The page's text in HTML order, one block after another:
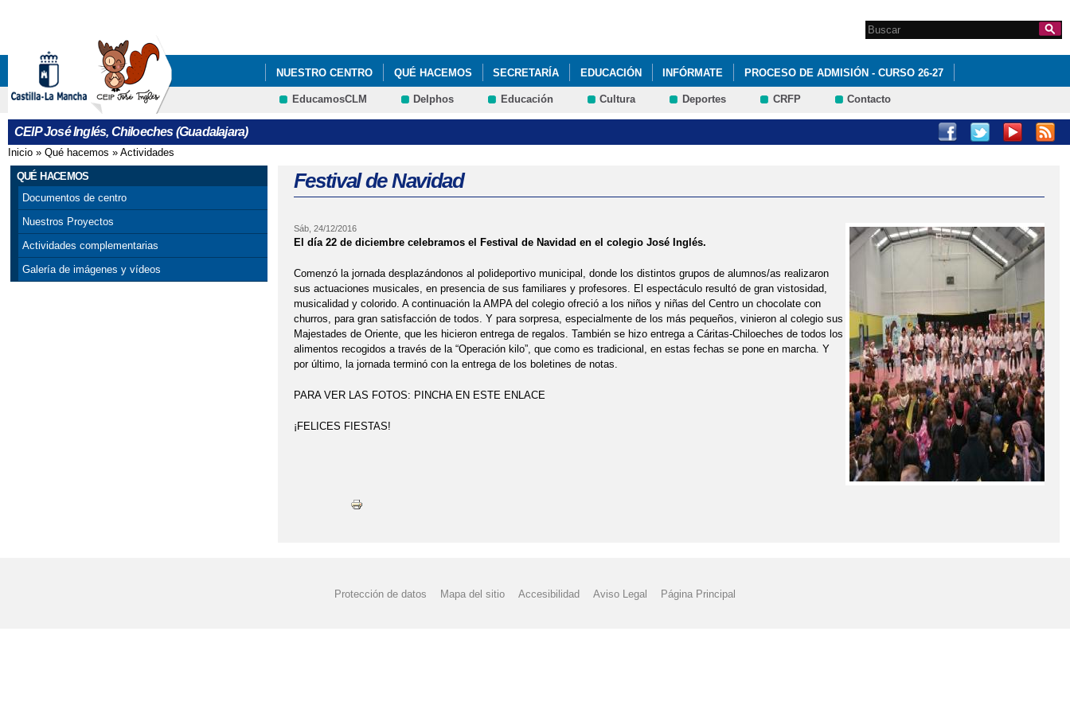
Formulario de
búsqueda
Search this site
NUESTRO CENTRO QUÉ HACEMOS SECRETARÍA EDUCACIÓN INFÓRMATE PROCESO DE ADMISIÓN - CURSO 26-27
EducamosCLM Delphos Educación Cultura Deportes CRFP Contacto
CEIP José Inglés, Chiloeches (Guadalajara)
Se encuentra usted aquí
Inicio » Qué hacemos » Actividades
QUÉ HACEMOS
Documentos de centro
Nuestros Proyectos
Actividades complementarias
Galería de imágenes y vídeos
Festival de Navidad
Sáb, 24/12/2016
El día 22 de diciembre celebramos el Festival de Navidad en el colegio José Inglés.
Comenzó la jornada desplazándonos al polideportivo municipal, donde los distintos grupos de alumnos/as realizaron
sus actuaciones musicales, en presencia de sus familiares y profesores. El espectáculo resultó de gran vistosidad,
musicalidad y colorido. A continuación la AMPA del colegio ofreció a los niños y niñas del Centro un chocolate con
churros, para gran satisfacción de todos. Y para sorpresa, especialmente de los más pequeños, vinieron al colegio sus
Majestades de Oriente, que les hicieron entrega de regalos. También se hizo entrega a Cáritas-Chiloeches de todos los
alimentos recogidos a través de la “Operación kilo”, que como es tradicional, en estas fechas se pone en marcha. Y
por último, la jornada terminó con la entrega de los boletines de notas.
PARA VER LAS FOTOS: PINCHA EN ESTE ENLACE
¡FELICES FIESTAS!
Protección de datos Mapa del sitio Accesibilidad Aviso Legal Página Principal